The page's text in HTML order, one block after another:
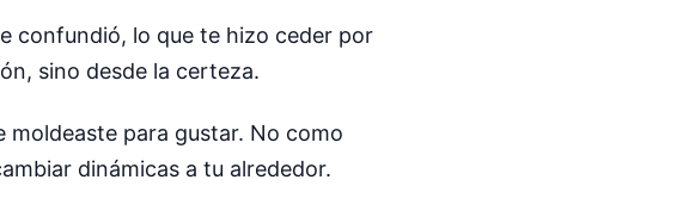
confundió, lo que te hizo ceder por
sino desde la certeza.
para gustar. No como
dinámicas a tu alrededor.